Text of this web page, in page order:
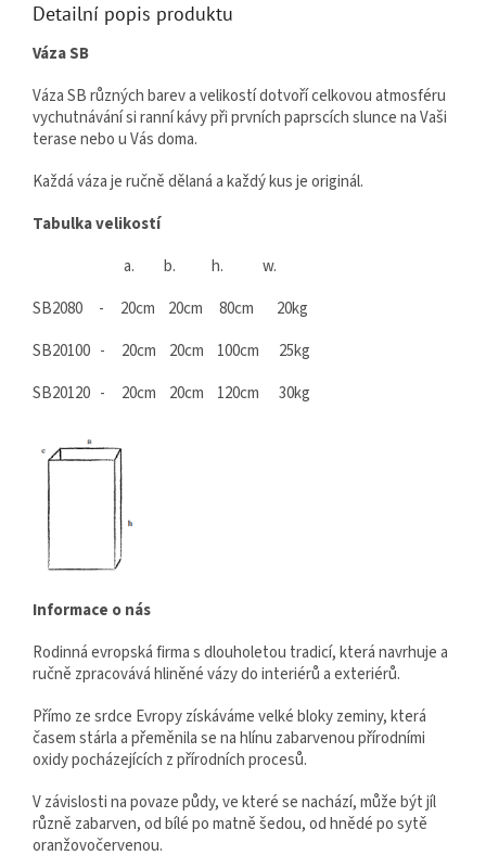
Detailní popis produktu
Váza SB
Váza SB různých barev a velikostí dotvoří celkovou atmosféru
vychutnávání si ranní kávy při prvních paprscích slunce na Vaši
terase nebo u Vás doma.
Každá váza je ručně dělaná a každý kus je originál.
Tabulka velikostí
a. b. h. w.
SB2080 - 20cm 20cm 80cm 20kg
SB20100 - 20cm 20cm 100cm 25kg
SB20120 - 20cm 20cm 120cm 30kg
Informace o nás
Rodinná evropská firma s dlouholetou tradicí, která navrhuje a
ručně zpracovává hliněné vázy do interiérů a exteriérů.
Přímo ze srdce Evropy získáváme velké bloky zeminy, která
časem stárla a přeměnila se na hlínu zabarvenou přírodními
oxidy pocházejících z přírodních procesů.
V závislosti na povaze půdy, ve které se nachází, může být jíl
různě zabarven, od bílé po matně šedou, od hnědé po sytě
oranžovočervenou.